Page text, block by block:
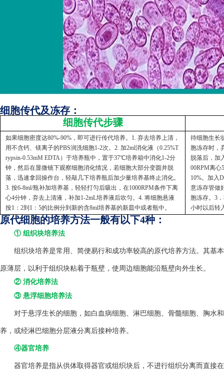
细胞传代及冻存：
细胞传代步骤
如果细胞密度达80%-90%，即可进行传代培养。1. 弃去培养上清，
用不含钙、镁离子的PBS润洗细胞1-2次。2. 加2ml消化液（0.25%T
rypsin-0.53mM EDTA）于培养瓶中，置于37℃培养箱中消化1-2分
钟，然后在显微镜下观察细胞消化情况，若细胞大部分变圆并脱
落，迅速拿回操作台，轻敲几下培养瓶后加少量培养基终止消化。
3. 按6-8ml/瓶补加培养基，轻轻打匀后吸出，在1000RPM条件下离
心4分钟，弃去上清液，补加1-2mL培养液后吹匀。4. 将细胞悬液
按1：2到1：5的比例分到新的含8ml培养基的新皿中或者瓶中。
待细胞生长
胞冻存时，
脱落后，加
00RPM离心
10%。加入
意冻存管做
胞冻存。3
小时以后转
原代细胞的培养方法一般有以下4种：
① 组织块培养法
组织块培养是常用、简便易行和成功率较高的原代培养方法。其基
原薄层，以利于组织块粘着于瓶壁，使周边细胞能沿瓶壁向外生长。
② 消化培养法
③ 悬浮细胞培养法
对于悬浮生长的细胞，如白血病细胞、淋巴细胞、骨髓细胞、胸水
养，或经淋巴细胞分层液分离后接种培养。
④器官培养
器官培养是指从供体取得器官或组织块后，不进行组织分离而直接